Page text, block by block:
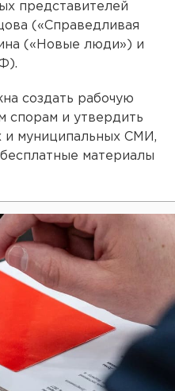
представителей
(«Справедливая
(«Новые люди») и
создать рабочую
спорам и утвердить
и муниципальных СМИ,
материалы